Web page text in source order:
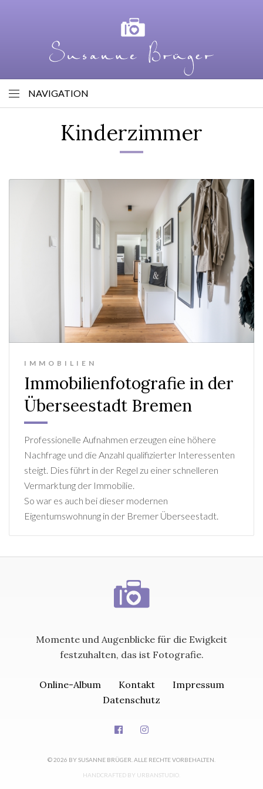
NAVIGATION
Kinderzimmer
IMMOBILIEN
Immobilienfotografie in der
Überseestadt Bremen
Professionelle Aufnahmen erzeugen eine höhere
Nachfrage und die Anzahl qualifizierter Interessenten
steigt. Dies führt in der Regel zu einer schnelleren
Vermarktung der Immobilie.
So war es auch bei dieser modernen
Eigentumswohnung in der Bremer Überseestadt.
Momente und Augenblicke für die Ewigkeit
festzuhalten, das ist Fotografie.
Online-Album Kontakt
Impressum
Datenschutz
© 2026 BY SUSANNE BRÜGER. ALLE RECHTE VORBEHALTEN.
HANDCRAFTED BY URBANSTUDIO